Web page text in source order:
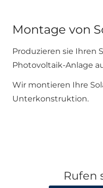
Montage von
Produzieren sie Ihren
Photovoltaik-Anlage
Wir montieren Ihre
Unterkonstruktion.
Rufen